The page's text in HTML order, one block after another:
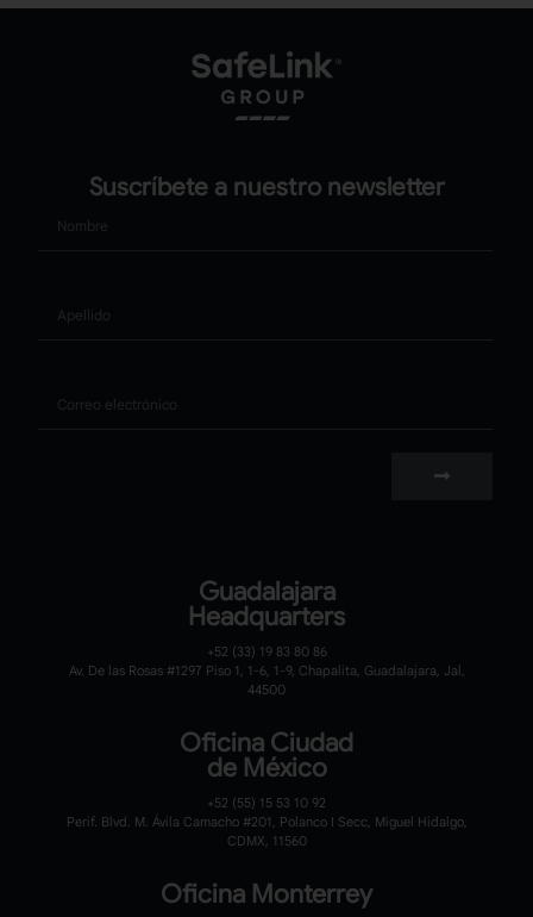
Suscríbete a nuestro newsletter
Nombre
Guadalajara
Headquarters
+52 (33) 19 83 80 86
Av. De las Rosas #1297 Piso 1, 1-6, 1-9, Chapalita, Guadalajara, Jal,
44500
Oficina Ciudad
de México
+52 (55) 15 53 10 92
Perif. Blvd. M. Ávila Camacho #201, Polanco I Secc, Miguel Hidalgo,
CDMX, 11560
Oficina Monterrey